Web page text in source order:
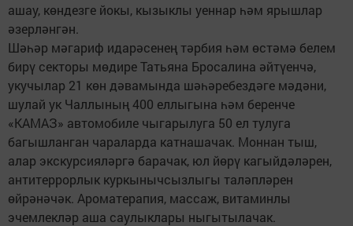
ашау, көндезге йокы, кызыклы уеннар һәм ярышлар
әзерләнгән.
Шәһәр мәгариф идарәсенең тәрбия һәм өстәмә белем
бирү секторы мөдире Татьяна Бросалина әйтүенчә,
укучылар 21 көн дәвамында шәһәребездәге мәдәни,
шулай ук Чаллының 400 еллыгына һәм беренче
«КАМАЗ» автомобиле чыгарылуга 50 ел тулуга
багышланган чараларда катнашачак. Моннан тыш,
алар экскурсияләргә барачак, юл йөрү кагыйдәләрен,
антитеррорлык куркынычсызлыгы таләпләрен
өйрәнәчәк. Ароматерапия, массаж, витаминлы
эчемлекләр аша саулыклары ныгытылачак.